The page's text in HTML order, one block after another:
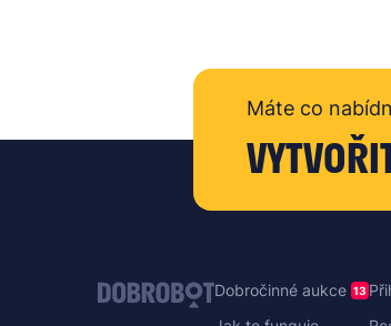
Máte co
Dobročinné aukce 13